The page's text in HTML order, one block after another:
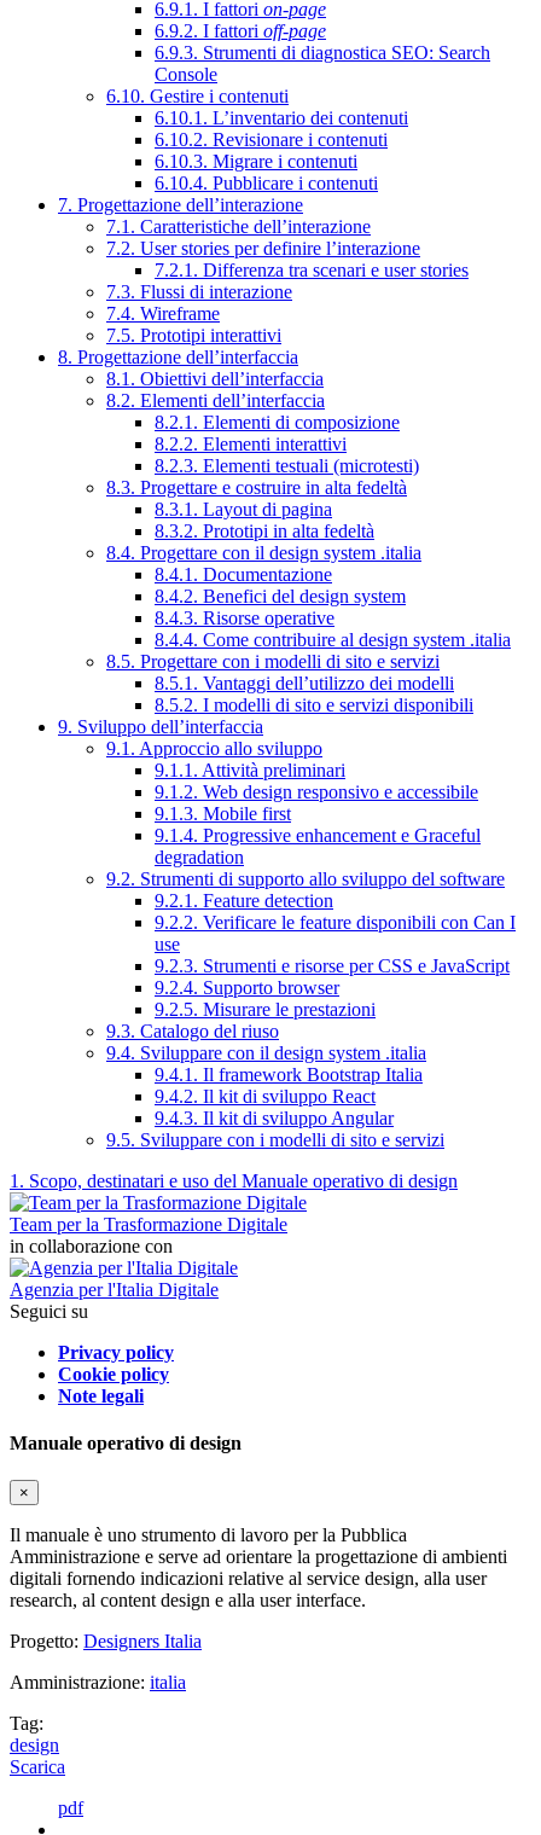
6.9.1. I fattori on-page
6.9.2. I fattori off-page
6.9.3. Strumenti di diagnostica SEO: Search
Console
6.10. Gestire i contenuti
6.10.1. L’inventario dei contenuti
6.10.2. Revisionare i contenuti
6.10.3. Migrare i contenuti
6.10.4. Pubblicare i contenuti
7. Progettazione dell’interazione
7.1. Caratteristiche dell’interazione
7.2. User stories per definire l’interazione
7.2.1. Differenza tra scenari e user stories
7.3. Flussi di interazione
7.4. Wireframe
7.5. Prototipi interattivi
8. Progettazione dell’interfaccia
8.1. Obiettivi dell’interfaccia
8.2. Elementi dell’interfaccia
8.2.1. Elementi di composizione
8.2.2. Elementi interattivi
8.2.3. Elementi testuali (microtesti)
8.3. Progettare e costruire in alta fedeltà
8.3.1. Layout di pagina
8.3.2. Prototipi in alta fedeltà
8.4. Progettare con il design system .italia
8.4.1. Documentazione
8.4.2. Benefici del design system
8.4.3. Risorse operative
8.4.4. Come contribuire al design system .italia
8.5. Progettare con i modelli di sito e servizi
8.5.1. Vantaggi dell’utilizzo dei modelli
8.5.2. I modelli di sito e servizi disponibili
9. Sviluppo dell’interfaccia
9.1. Approccio allo sviluppo
9.1.1. Attività preliminari
9.1.2. Web design responsivo e accessibile
9.1.3. Mobile first
9.1.4. Progressive enhancement e Graceful
degradation
9.2. Strumenti di supporto allo sviluppo del software
9.2.1. Feature detection
9.2.2. Verificare le feature disponibili con Can I
use
9.2.3. Strumenti e risorse per CSS e JavaScript
9.2.4. Supporto browser
9.2.5. Misurare le prestazioni
9.3. Catalogo del riuso
9.4. Sviluppare con il design system .italia
9.4.1. Il framework Bootstrap Italia
9.4.2. Il kit di sviluppo React
9.4.3. Il kit di sviluppo Angular
9.5. Sviluppare con i modelli di sito e servizi
1. Scopo, destinatari e uso del Manuale operativo di design
Team per la Trasformazione Digitale
in collaborazione con
Agenzia per l'Italia Digitale
Seguici su
Privacy policy
Cookie policy
Note legali
Manuale operativo di design
×
Il manuale è uno strumento di lavoro per la Pubblica
Amministrazione e serve ad orientare la progettazione di ambienti
digitali fornendo indicazioni relative al service design, alla user
research, al content design e alla user interface.
Progetto: Designers Italia
Amministrazione: italia
Tag:
design
Scarica
pdf